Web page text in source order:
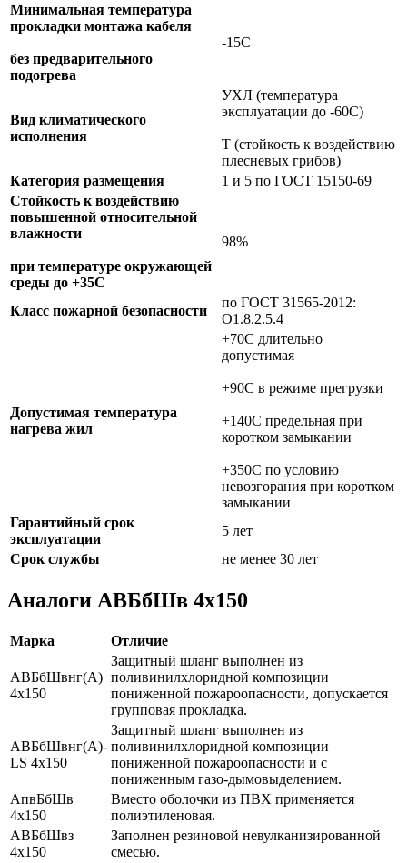
Минимальная температура
прокладки монтажа кабеля
без предварительного
подогрева
-15С
Вид климатического
исполнения
УХЛ (температура
эксплуатации до -60С)
Т (стойкость к воздействию
плесневых грибов)
Категория размещения
1 и 5 по ГОСТ 15150-69
Стойкость к воздействию
повышенной относительной
влажности
при температуре окружающей
среды до +35С
98%
Класс пожарной безопасности
по ГОСТ 31565-2012:
О1.8.2.5.4
Допустимая температура
нагрева жил
+70C длительно
допустимая
+90C в режиме прегрузки
+140C предельная при
коротком замыкании
+350C по условию
невозгорания при коротком
замыкании
Гарантийный срок
эксплуатации
5 лет
Срок службы
не менее 30 лет
Аналоги АВБбШв 4х150
Марка Отличие
АВБбШвнг(А)
4х150
Защитный шланг выполнен из
поливинилхлоридной композиции
пониженной пожароопасности, допускается
групповая прокладка.
АВБбШвнг(А)-
LS 4х150
Защитный шланг выполнен из
поливинилхлоридной композиции
пониженной пожароопасности и с
пониженным газо-дымовыделением.
АпвБбШв
4х150
Вместо оболочки из ПВХ применяется
полиэтиленовая.
АВБбШвз
4х150
Заполнен резиновой невулканизированной
смесью.